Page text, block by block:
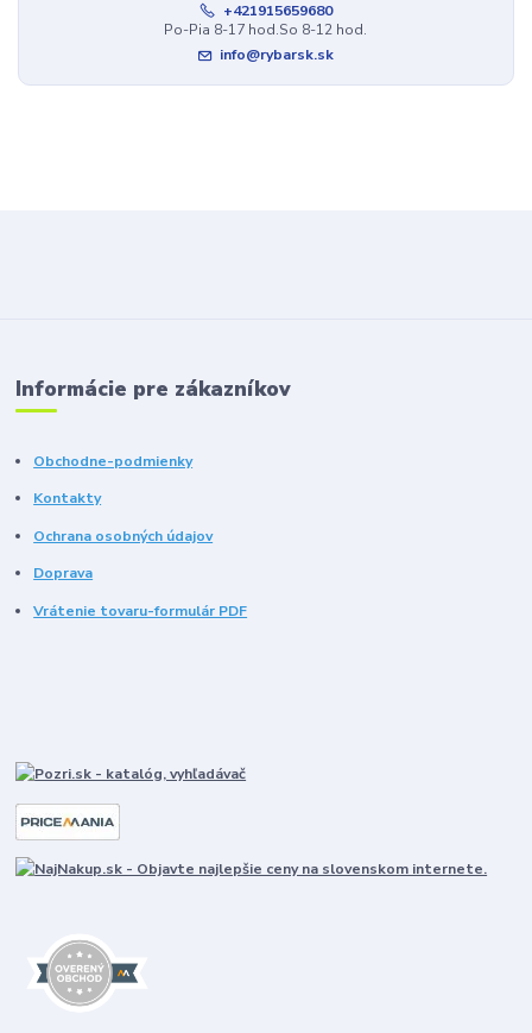
+421915659680
Po-Pia 8-17 hod.So 8-12 hod.
info@rybarsk.sk
Informácie pre zákazníkov
Obchodne-podmienky
Kontakty
Ochrana osobných údajov
Doprava
Vrátenie tovaru-formulár PDF